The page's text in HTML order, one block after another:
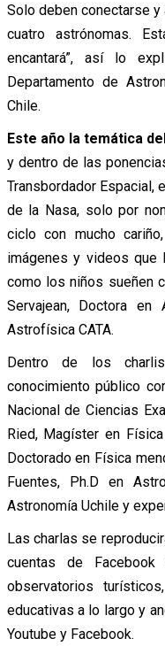
Solo deben conectarse y
cuatro astrónomas.
encantará”, así lo
Departamento de
Chile.
Este año la temática
y dentro de las
Transbordador Espacial,
de la Nasa, solo por
ciclo con mucho
imágenes y videos que
como los niños sueñen
Servajean, Doctora
Astrofísica CATA.
Dentro de los
conocimiento público
Nacional de Ciencias
Ried, Magíster en
Doctorado en Física
Fuentes, Ph.D en
Astronomía Uchile y
Las charlas se
cuentas de Facebook
observatorios
educativas a lo largo y
Youtube y Facebook.